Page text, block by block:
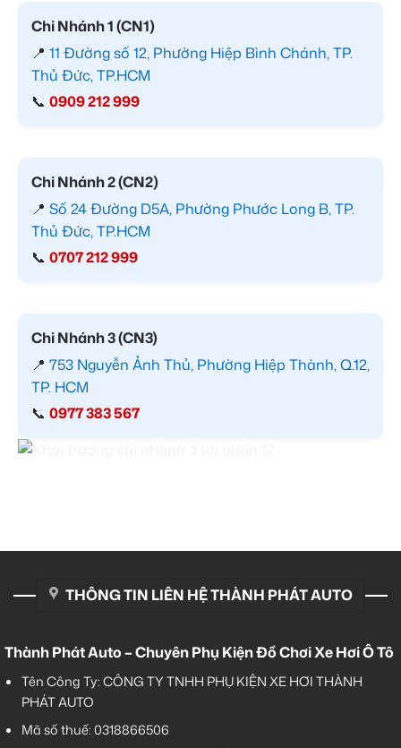
Chi Nhánh 1 (CN1)
📍 11 Đường số 12, Phường Hiệp Bình Chánh, TP.
Thủ Đức, TP.HCM
📞 0909 212 999
Chi Nhánh 2 (CN2)
📍 Số 24 Đường D5A, Phường Phước Long B, TP.
Thủ Đức, TP.HCM
📞 0707 212 999
Chi Nhánh 3 (CN3)
📍 753 Nguyễn Ảnh Thủ, Phường Hiệp Thành, Q.12,
TP. HCM
📞 0977 383 567
THÔNG TIN LIÊN HỆ THÀNH PHÁT AUTO
Thành Phát Auto – Chuyên Phụ Kiện Đồ Chơi Xe Hơi Ô Tô
Tên Công Ty: CÔNG TY TNHH PHỤ KIỆN XE HƠI THÀNH
PHÁT AUTO
Mã số thuế: 0318866506